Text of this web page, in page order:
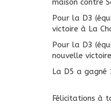
maison contre
Pour la D3
victoire à La
Pour la D3
nouvelle
La D5 a gagné
Félicitations à